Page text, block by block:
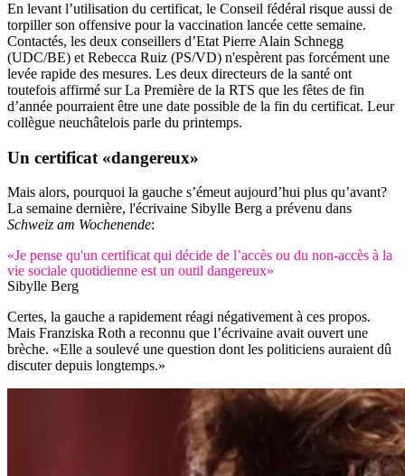
En levant l’utilisation du certificat, le Conseil fédéral risque aussi de
torpiller son offensive pour la vaccination lancée cette semaine.
Contactés, les deux conseillers d’Etat Pierre Alain Schnegg
(UDC/BE) et Rebecca Ruiz (PS/VD) n'espèrent pas forcément une
levée rapide des mesures. Les deux directeurs de la santé ont
toutefois affirmé sur La Première de la RTS que les fêtes de fin
d’année pourraient être une date possible de la fin du certificat. Leur
collègue neuchâtelois parle du printemps.
Un certificat «dangereux»
Mais alors, pourquoi la gauche s’émeut aujourd’hui plus qu’avant?
La semaine dernière, l'écrivaine Sibylle Berg a prévenu dans
Schweiz am Wochenende:
«Je pense qu'un certificat qui décide de l’accès ou du non-accès à la
vie sociale quotidienne est un outil dangereux»
Sibylle Berg
Certes, la gauche a rapidement réagi négativement à ces propos.
Mais Franziska Roth a reconnu que l’écrivaine avait ouvert une
brèche. «Elle a soulevé une question dont les politiciens auraient dû
discuter depuis longtemps.»